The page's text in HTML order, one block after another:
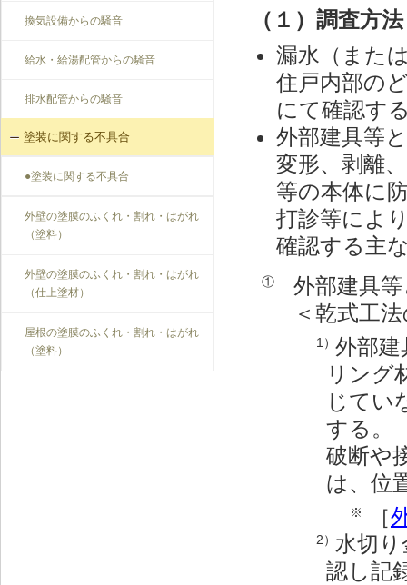
換気設備からの騒音
給水・給湯配管からの騒音
排水配管からの騒音
塗装に関する不具合
●塗装に関する不具合
外壁の塗膜のふくれ・割れ・はがれ
（塗料）
外壁の塗膜のふくれ・割れ・はがれ
（仕上塗材）
屋根の塗膜のふくれ・割れ・はがれ
（塗料）
（１）調査方法
漏水（また
住戸内部の
にて確認す
外部建具等
変形、剥離
等の本体に
打診等によ
確認する主
①
外部建具
＜乾式工
1） 外部
リング
じてい
する。
破断や
は、位
※ ［
2）水切
認し記